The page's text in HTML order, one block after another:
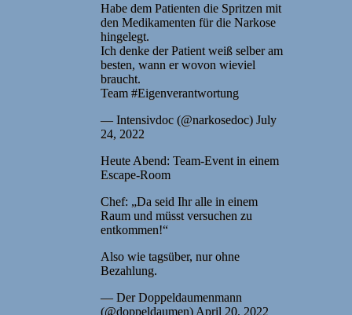
Habe dem Patienten die Spritzen mit
den Medikamenten für die Narkose
hingelegt.
Ich denke der Patient weiß selber am
besten, wann er wovon wieviel
braucht.
Team #Eigenverantwortung
— Intensivdoc (@narkosedoc) July
24, 2022
Heute Abend: Team-Event in einem
Escape-Room
Chef: „Da seid Ihr alle in einem
Raum und müsst versuchen zu
entkommen!“
Also wie tagsüber, nur ohne
Bezahlung.
— Der Doppeldaumenmann
(@doppeldaumen) April 20, 2022